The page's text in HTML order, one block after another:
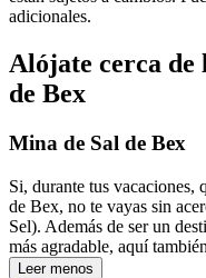
adicionales.
Alójate cerca de
de Bex
Mina de Sal de Bex
Si, durante tus vacaciones,
de Bex, no te vayas sin
Sel). Además de ser un
más agradable, aquí
Leer menos